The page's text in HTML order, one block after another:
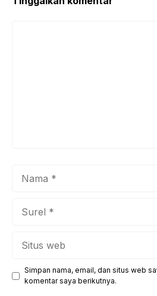
Simpan nama, email, dan situs web
komentar saya berikutnya.